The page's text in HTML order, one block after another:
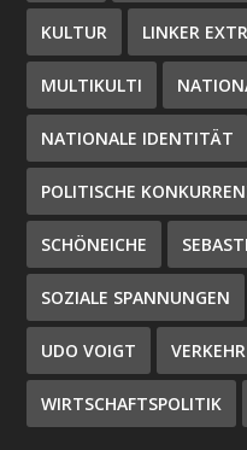
KULTUR LINKER
MULTIKULTI
NATIONALE IDENTITÄT
POLITISCHE
SCHÖNEICHE
SOZIALE SPANNUNGEN
UDO VOIGT VERKEHR
WIRTSCHAFTSPOLITIK